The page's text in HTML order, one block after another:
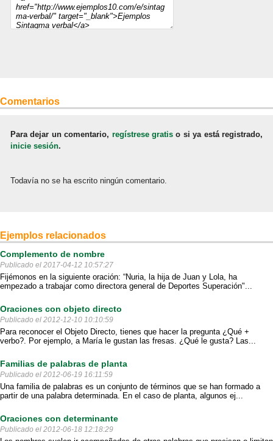
Comentarios
Para dejar un comentario, regístrese gratis o si ya está registrado,
inicie sesión.
Todavía no se ha escrito ningún comentario.
Ejemplos relacionados
Complemento de nombre
Publicado el 2017-04-12 10:57:27
Fijémonos en la siguiente oración: “Nuria, la hija de Juan y Lola, ha
empezado a trabajar como directora general de Deportes Superación"...
Oraciones con objeto directo
Publicado el 2012-12-10 10:10:59
Para reconocer el Objeto Directo, tienes que hacer la pregunta ¿Qué +
verbo?. Por ejemplo, a María le gustan las fresas. ¿Qué le gusta? Las...
Familias de palabras de planta
Publicado el 2012-06-19 16:11:59
Una familia de palabras es un conjunto de términos que se han formado a
partir de una palabra determinada. En el caso de planta, algunos ej...
Oraciones con determinante
Publicado el 2012-06-18 12:18:29